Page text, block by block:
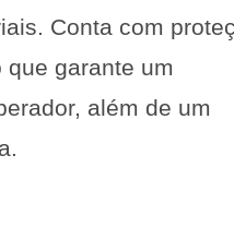
Conta com
garante um
além de um